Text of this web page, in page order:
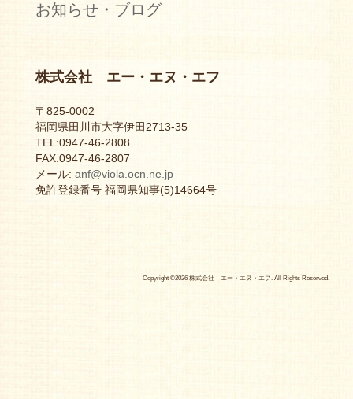
お知らせ・ブログ
株式会社 エー・エヌ・エフ
〒825-0002
福岡県田川市大字伊田2713-35
TEL:0947-46-2808
FAX:0947-46-2807
メール: anf@viola.ocn.ne.jp
免許登録番号 福岡県知事(5)14664号
Copyright ©2026 株式会社 エー・エヌ・エフ. All Rights Reserved.